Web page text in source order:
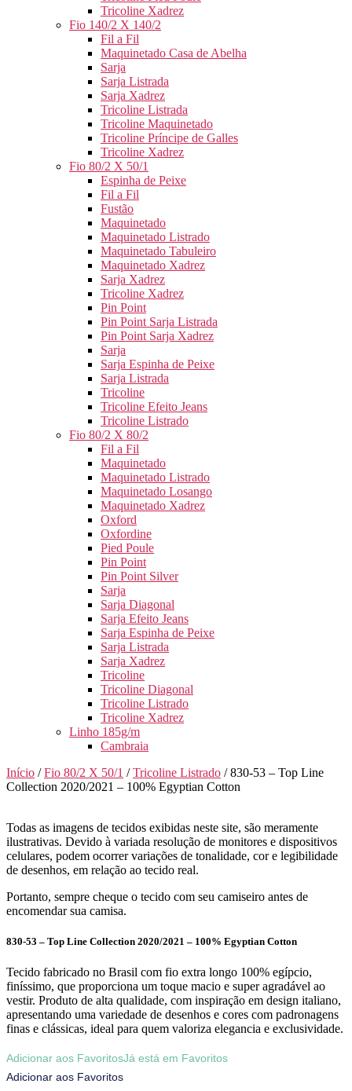
Tricoline Xadrez
Fio 140/2 X 140/2
Fil a Fil
Maquinetado Casa de Abelha
Sarja
Sarja Listrada
Sarja Xadrez
Tricoline Listrada
Tricoline Maquinetado
Tricoline Príncipe de Galles
Tricoline Xadrez
Fio 80/2 X 50/1
Espinha de Peixe
Fil a Fil
Fustão
Maquinetado
Maquinetado Listrado
Maquinetado Tabuleiro
Maquinetado Xadrez
Sarja Xadrez
Tricoline Xadrez
Pin Point
Pin Point Sarja Listrada
Pin Point Sarja Xadrez
Sarja
Sarja Espinha de Peixe
Sarja Listrada
Tricoline
Tricoline Efeito Jeans
Tricoline Listrado
Fio 80/2 X 80/2
Fil a Fil
Maquinetado
Maquinetado Listrado
Maquinetado Losango
Maquinetado Xadrez
Oxford
Oxfordine
Pied Poule
Pin Point
Pin Point Silver
Sarja
Sarja Diagonal
Sarja Efeito Jeans
Sarja Espinha de Peixe
Sarja Listrada
Sarja Xadrez
Tricoline
Tricoline Diagonal
Tricoline Listrado
Tricoline Xadrez
Linho 185g/m
Cambraia
Início /Fio 80/2 X 50/1 /Tricoline Listrado / 830-53 – Top Line
Collection 2020/2021 – 100% Egyptian Cotton
Todas as imagens de tecidos exibidas neste site, são meramente
ilustrativas. Devido à variada resolução de monitores e dispositivos
celulares, podem ocorrer variações de tonalidade, cor e legibilidade
de desenhos, em relação ao tecido real.
Portanto, sempre cheque o tecido com seu camiseiro antes de
encomendar sua camisa.
830-53 – Top Line Collection 2020/2021 – 100% Egyptian Cotton
Tecido fabricado no Brasil com fio extra longo 100% egípcio,
finíssimo, que proporciona um toque macio e super agradável ao
vestir. Produto de alta qualidade, com inspiração em design italiano,
apresentando uma variedade de desenhos e cores com padronagens
finas e clássicas, ideal para quem valoriza elegancia e exclusividade.
Adicionar aos FavoritosJá está em Favoritos
Adicionar aos Favoritos